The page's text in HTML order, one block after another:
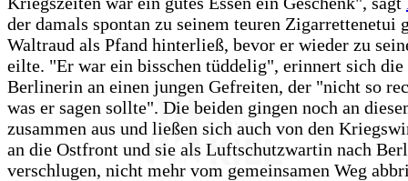
der damals spontan zu seinem teuren Zigarrettenetui
Waltraud als Pfand hinterließ, bevor er wieder zu
eilte. "Er war ein bisschen tüddelig", erinnert sich die
Berlinerin an einen jungen Gefreiten, der "nicht so
was er sagen sollte". Die beiden gingen noch an
zusammen aus und ließen sich auch von den
an die Ostfront und sie als Luftschutzwartin nach
verschlugen, nicht mehr vom gemeinsamen Weg